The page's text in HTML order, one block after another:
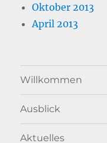
Oktober 2013
April 2013
Willkommen
Ausblick
Aktuelles